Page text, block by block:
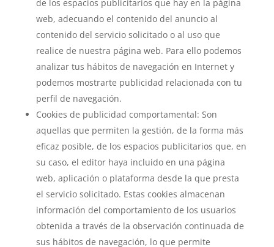
de los espacios publicitarios que hay en la página
web, adecuando el contenido del anuncio al
contenido del servicio solicitado o al uso que
realice de nuestra página web. Para ello podemos
analizar tus hábitos de navegación en Internet y
podemos mostrarte publicidad relacionada con tu
perfil de navegación.
Cookies de publicidad comportamental: Son
aquellas que permiten la gestión, de la forma más
eficaz posible, de los espacios publicitarios que, en
su caso, el editor haya incluido en una página
web, aplicación o plataforma desde la que presta
el servicio solicitado. Estas cookies almacenan
información del comportamiento de los usuarios
obtenida a través de la observación continuada de
sus hábitos de navegación, lo que permite